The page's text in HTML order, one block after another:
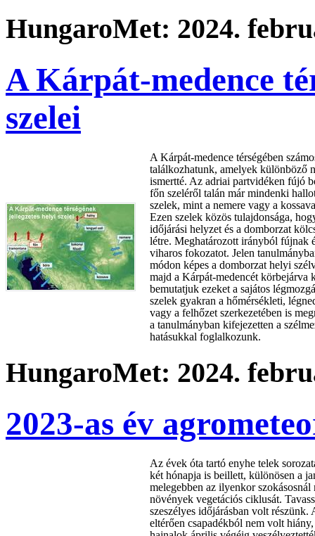
HungaroMet: 2024.
A Kárpát-medence
szelei
A Kárpát-medence térségében
találkozhatunk, amelyek különböző
ismertté. Az adriai partvidéken fújó
főn szeléről talán már mindenki
szelek, mint a nemere vagy a
Ezen szelek közös tulajdonsága,
időjárási helyzet és a domborzat
létre. Meghatározott irányból fújnak
viharos fokozatot. Jelen
módon képes a domborzat helyi
majd a Kárpát-medencét körbejárva
bemutatjuk ezeket a sajátos
szelek gyakran a hőmérsékleti,
vagy a felhőzet szerkezetében is
a tanulmányban kifejezetten a
hatásukkal foglalkozunk.
HungaroMet: 2024.
2023-as év
Az évek óta tartó enyhe telek
két hónapja is beillett, különösen a
melegebben az ilyenkor szokásosnál
növények vegetációs ciklusát.
szeszélyes időjárásban volt
eltérően csapadékból nem volt